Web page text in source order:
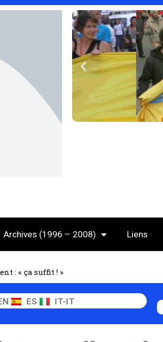
Archives (1996 – 2008) Liens
: « ça suffit ! »
ES IT-IT